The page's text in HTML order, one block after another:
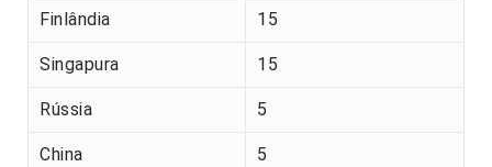
Finlândia 15
Singapura 15
Rússia 5
China 5